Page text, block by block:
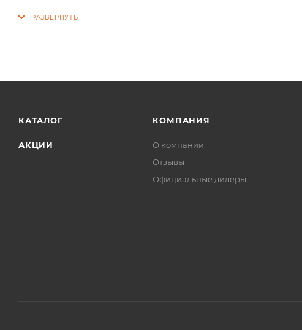
КАТАЛОГ
АКЦИИ
КОМПАНИЯ
О компании
Отзывы
Официальные дилеры